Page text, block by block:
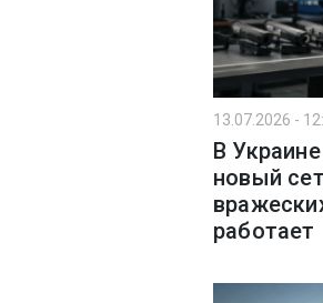
13.07.2026 -
В
новый
работает